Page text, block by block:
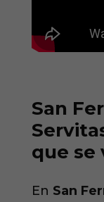
San
que se
En San